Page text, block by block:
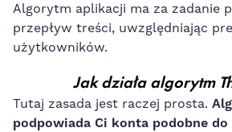
Algorytm aplikacji ma za zadanie
przepływ treści, uwzględniając
użytkowników.
Jak działa algorytm
Tutaj zasada jest raczej prosta.
podpowiada Ci konta podobne